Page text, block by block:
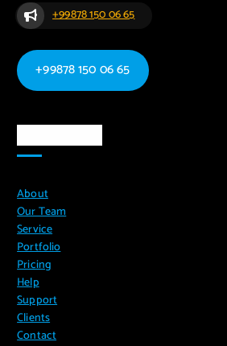
+99878 150 06 65
+99878 150 06 65
About
Our Team
Service
Portfolio
Pricing
Help
Support
Clients
Contact